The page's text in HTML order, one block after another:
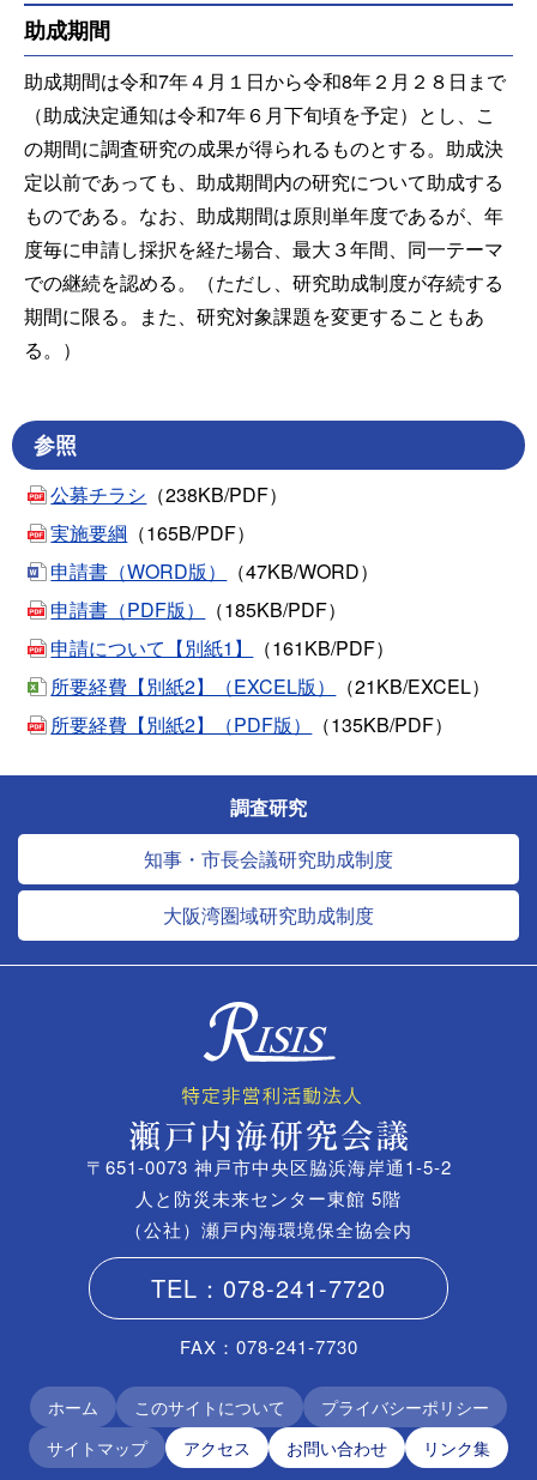
助成期間
助成期間は令和7年４月１日から令和8年２月２８日まで
（助成決定通知は令和7年６月下旬頃を予定）とし、こ
の期間に調査研究の成果が得られるものとする。助成決
定以前であっても、助成期間内の研究について助成する
ものである。なお、助成期間は原則単年度であるが、年
度毎に申請し採択を経た場合、最大３年間、同一テーマ
での継続を認める。（ただし、研究助成制度が存続する
期間に限る。また、研究対象課題を変更することもあ
る。）
参照
公募チラシ （238KB/PDF）
実施要綱 （165B/PDF）
申請書（WORD版）
（47KB/WORD）
申請書（PDF版）
（185KB/PDF）
申請について【別紙1】
（161KB/PDF）
所要経費【別紙2】（EXCEL版）
（21KB/EXCEL）
所要経費【別紙2】（PDF版）
（135KB/PDF）
調査研究
知事・市長会議研究助成制度
大阪湾圏域研究助成制度
〒651-0073 神戸市中央区脇浜海岸通1-5-2
人と防災未来センター東館 5階
（公社）瀬戸内海環境保全協会内
TEL：078-241-7720
FAX：078-241-7730
ホーム このサイトについて
プライバシーポリシー
サイトマップ
アクセス お問い合わせ リンク集